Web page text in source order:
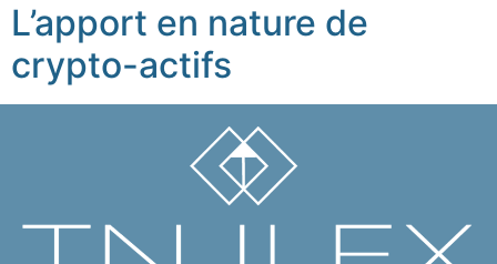
L’apport en nature de
crypto-actifs